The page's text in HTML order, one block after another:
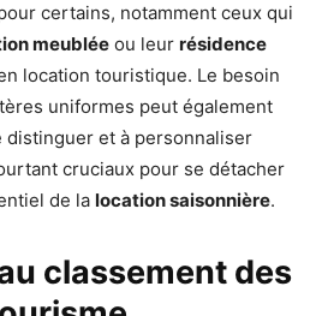
certains, notamment ceux qui
meublée ou leur résidence
location touristique. Le besoin
uniformes peut également
distinguer et à personnaliser
cruciaux pour se détacher
de la location saisonnière.
classement des